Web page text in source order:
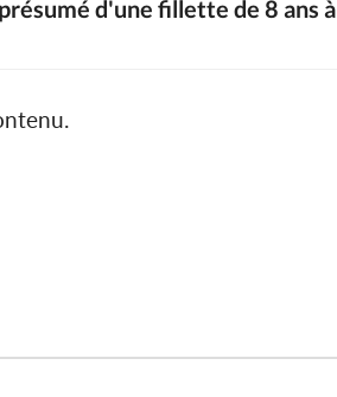
d'une fillette de 8 ans à